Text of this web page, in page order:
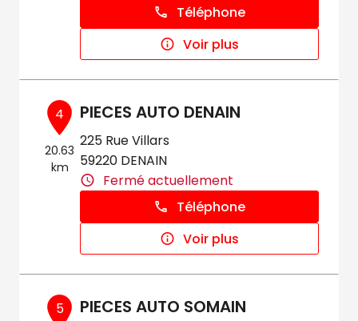
Téléphone
Voir plus
4
20.63
km
PIECES AUTO DENAIN
225 Rue Villars
59220 DENAIN
Fermé actuellement
Téléphone
Voir plus
5 PIECES AUTO SOMAIN